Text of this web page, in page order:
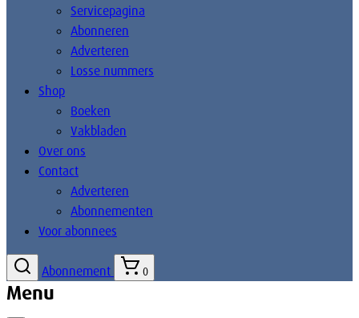
Servicepagina
Abonneren
Adverteren
Losse nummers
Shop
Boeken
Vakbladen
Over ons
Contact
Adverteren
Abonnementen
Voor abonnees
Abonnement 0
Menu